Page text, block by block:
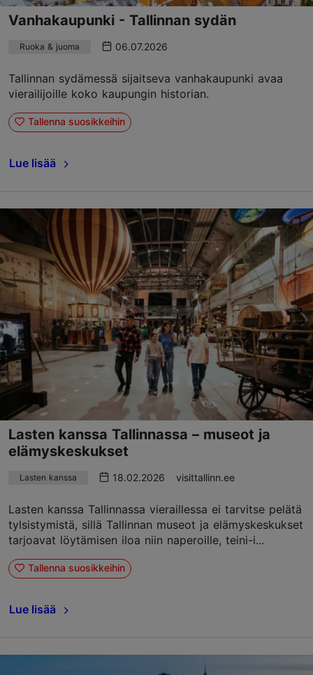
Vanhakaupunki - Tallinnan sydän
Ruoka & juoma 06.07.2026
Tallinnan sydämessä sijaitseva vanhakaupunki avaa
vierailijoille koko kaupungin historian.
Tallenna suosikkeihin
Lue lisää
Lasten kanssa Tallinnassa – museot ja
elämyskeskukset
Lasten kanssa 18.02.2026 visittallinn.ee
Lasten kanssa Tallinnassa vieraillessa ei tarvitse pelätä
tylsistymistä, sillä Tallinnan museot ja elämyskeskukset
tarjoavat löytämisen iloa niin naperoille, teini-i...
Tallenna suosikkeihin
Lue lisää